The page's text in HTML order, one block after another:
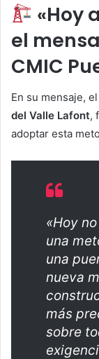
«Hoy
el
CMIC
En su mensaje,
del Valle Lafont,
adoptar esta
«Hoy
una
una
nueva
más
sobre